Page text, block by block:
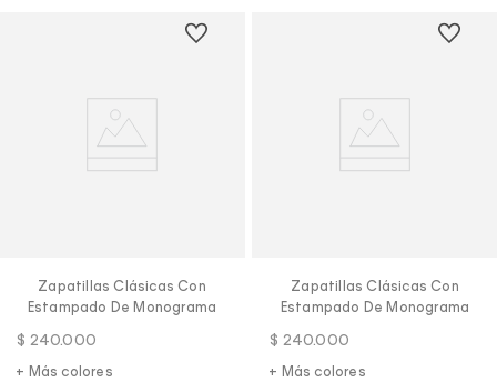
Zapatillas Clásicas Con
Estampado De Monograma
$ 240.000
+ Más colores
Zapatillas Clásicas Con
Estampado De Monograma
$ 240.000
+ Más colores